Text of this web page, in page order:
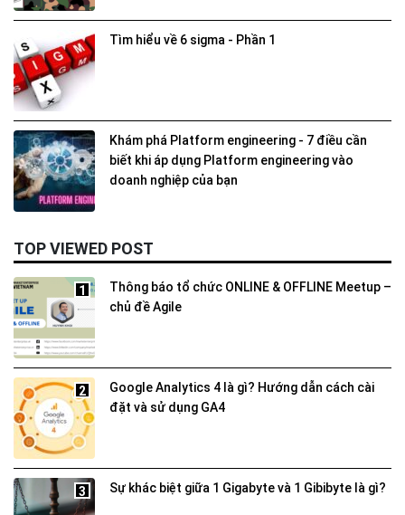
Tìm hiểu về 6 sigma - Phần 1
Khám phá Platform engineering - 7 điều cần
biết khi áp dụng Platform engineering vào
doanh nghiệp của bạn
TOP VIEWED POST
1
Thông báo tổ chức ONLINE & OFFLINE Meetup –
chủ đề Agile
2
Google Analytics 4 là gì? Hướng dẫn cách cài
đặt và sử dụng GA4
3 Sự khác biệt giữa 1 Gigabyte và 1 Gibibyte là gì?